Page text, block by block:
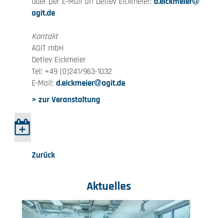
agit.de
Kontakt
AGIT mbH
Detlev Eickmeier
Tel: +49 (0)241/963-1032
E-Mail: d.eickmeier
agit.de
> zur Veranstaltung
Zurück
Aktuelles